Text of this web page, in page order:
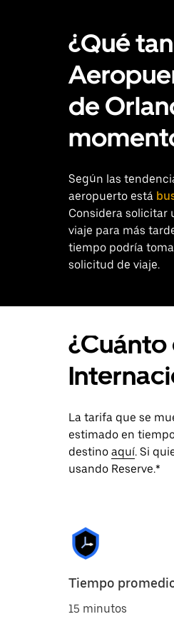
¿Qué
de
Según las
aeropuerto está
Considera solicitar
viaje para más
tiempo podría
solicitud de viaje.
La tarifa que se
estimado en
destino aquí. Si
usando Reserve.*
Tiempo
15 minutos